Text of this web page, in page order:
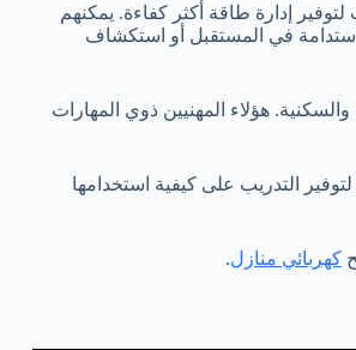
إدارة طاقة أكثر كفاءة. يمكنهم
في المستقبل أو استكشاف
هؤلاء المهنيين ذوي المهارات
التدريب على كيفية استخدامها
كهربائي منازل.